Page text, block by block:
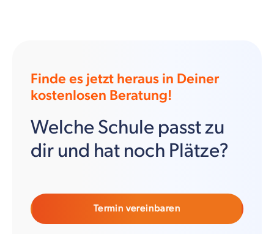
Finde es jetzt heraus in Deiner
kostenlosen Beratung!
Welche Schule passt zu
dir und hat noch Plätze?
Termin vereinbaren